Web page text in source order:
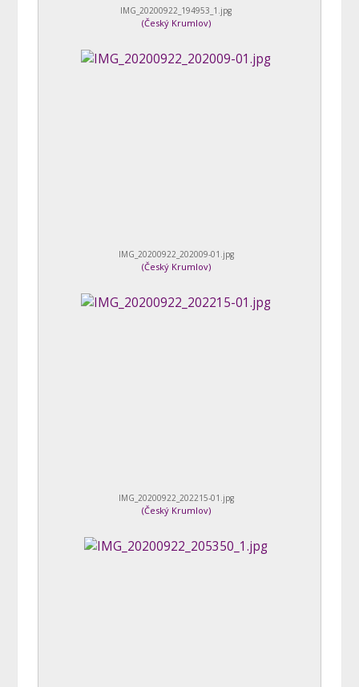
IMG_20200922_194953_1.jpg
(Český Krumlov)
IMG_20200922_202009-01.jpg
(Český Krumlov)
IMG_20200922_202215-01.jpg
(Český Krumlov)